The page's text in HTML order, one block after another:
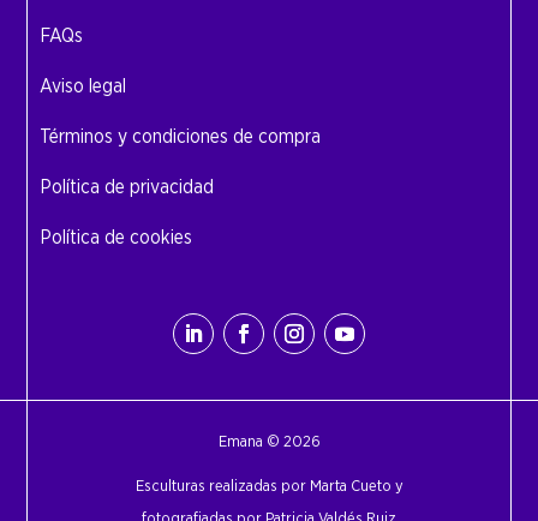
FAQs
Aviso legal
Términos y condiciones de compra
Política de privacidad
Política de cookies
Emana © 2026
Esculturas realizadas por Marta Cueto y